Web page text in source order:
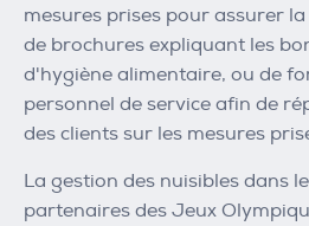
mesures prises pour assurer
de brochures expliquant les
d'hygiène alimentaire, ou de
personnel de service afin de
des clients sur les mesures
La gestion des nuisibles dans
partenaires des Jeux